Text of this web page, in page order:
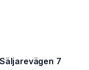
Säljarevägen 7